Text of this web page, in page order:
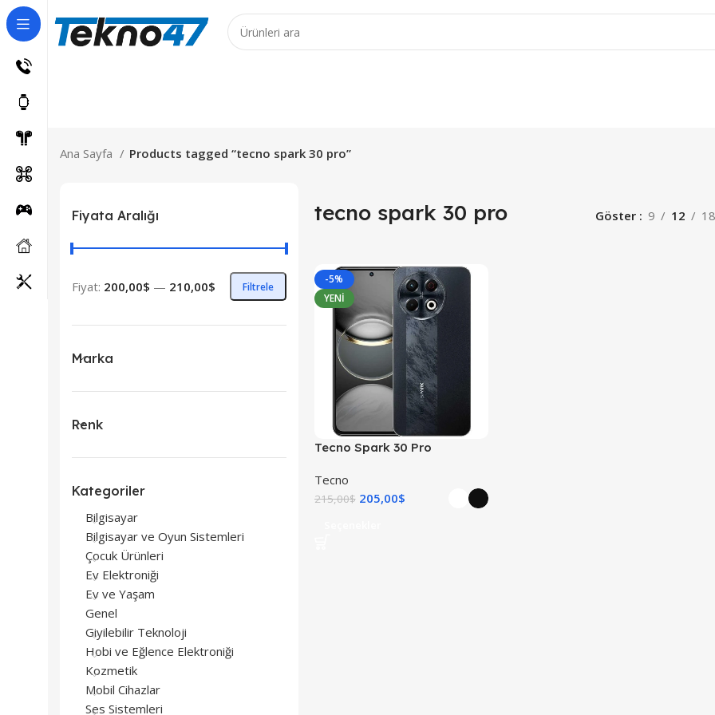
için 7 iş günüdür!
Ana Sayfa Products tagged “tecno spark 30 pro”
Fiyata Aralığı
Filtrele
Fiyat: 200,00$ — 210,00$
Marka
Renk
Kategoriler
Bilgisayar
Bilgisayar ve Oyun Sistemleri
Çocuk Ürünleri
Ev Elektroniği
Ev ve Yaşam
Genel
Giyilebilir Teknoloji
Hobi ve Eğlence Elektroniği
Kozmetik
Mobil Cihazlar
Ses Sistemleri
tecno spark 30 pro Göster 9 12 18
-5%
YENI
Tecno Spark 30 Pro
Tecno
215,00$ 205,00$